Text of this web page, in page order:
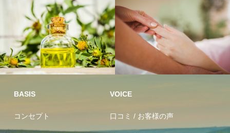
100％植物
足つぼ リラ
BASIS
コンセプト
VOICE
口コミ / お客様の声